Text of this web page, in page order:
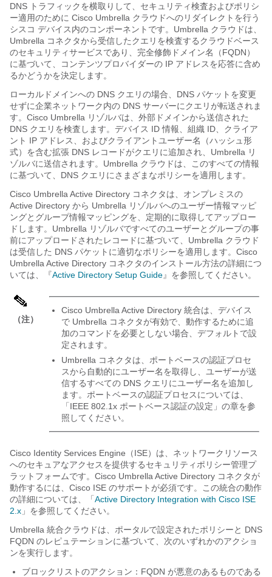
DNS トラフィックを横取りして、セキュリティ検査およびポリシ
ー適用のために Cisco Umbrella クラウドへのリダイレクトを行う
シスコ デバイス内のコンポーネントです。Umbrella クラウドは、
Umbrella コネクタから受信したクエリを検査するクラウドベース
のセキュリティサービスであり、完全修飾ドメイン名（FQDN）
に基づいて、コンテンツプロバイダーの IP アドレスを応答に含め
るかどうかを決定します。
ローカルドメインへの DNS クエリの場合、DNS パケットを変更
せずに企業ネットワーク内の DNS サーバーにクエリが転送されま
す。Cisco Umbrella リゾルバは、外部ドメインから送信された
DNS クエリを検査します。デバイス ID 情報、組織 ID、クライア
ント IP アドレス、およびクライアントユーザー名（ハッシュ形
式）を含む拡張 DNS レコードがクエリに追加され、Umbrella リ
ゾルバに送信されます。Umbrella クラウドは、このすべての情報
に基づいて、DNS クエリにさまざまなポリシーを適用します。
Cisco Umbrella Active Directory コネクタは、オンプレミスの
Active Directory から Umbrella リゾルバへのユーザー情報マッピ
ングとグループ情報マッピングを、定期的に取得してアップロー
ドします。Umbrella リゾルバですべてのユーザーとグループの事
前にアップロードされたレコードに基づいて、Umbrella クラウド
は受信した DNS パケットに適切なポリシーを適用します。Cisco
Umbrella Active Directory コネクタのインストール方法の詳細につ
いては、『Active Directory Setup Guide』を参照してください。
（注）
Cisco Umbrella Active Directory 統合は、デバイス
で Umbrella コネクタが有効で、動作するために追
加のコマンドを必要としない場合、デフォルトで設
定されます。
Umbrella コネクタは、ポートベースの認証プロセ
スから自動的にユーザー名を取得し、ユーザーが送
信するすべての DNS クエリにユーザー名を追加し
ます。ポートベースの認証プロセスについては、
「IEEE 802.1x ポートベース認証の設定」の章を参
照してください。
Cisco Identity Services Engine（ISE）は、ネットワークリソース
へのセキュアなアクセスを提供するセキュリティポリシー管理プ
ラットフォームです。Cisco Umbrella Active Directory コネクタが
動作するには、Cisco ISE のサポートが必須です。この統合の動作
の詳細については、「 Active Directory Integration with Cisco ISE
2.x 」を参照してください。
Umbrella 統合クラウドは、ポータルで設定されたポリシーと DNS
FQDN のレピュテーションに基づいて、次のいずれかのアクショ
ンを実行します。
ブロックリストのアクション：FQDN が悪意のあるものである